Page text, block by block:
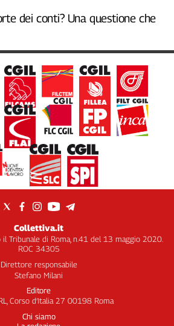
dei conti? Una questione che
Collettiva.it
Tribunale di Roma, n.41 del 13 maggio 2020.
ROC 34305
Direttore responsabile
Stefano Milani
Editore
Corso d’Italia 27 00198 Roma
Chi siamo